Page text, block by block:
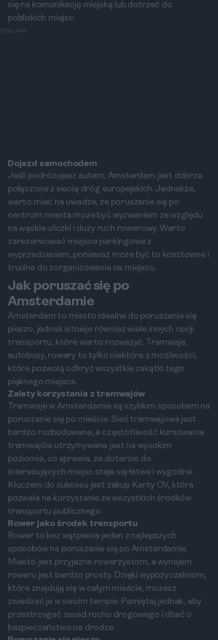
się na komunikację miejską lub dotrzeć do
pobliskich miejsc.
REKLAMA
Dojazd samochodem
Jeśli podróżujesz autem, Amsterdam jest dobrze
połączone z siecią dróg europejskich. Jednakże,
warto mieć na uwadze, że poruszanie się po
centrum miasta może być wyzwaniem ze względu
na wąskie uliczki i duży ruch rowerowy. Warto
zarezerwować miejsce parkingowe z
wyprzedzeniem, ponieważ może być to kosztowne i
trudne do zorganizowania na miejscu.
Jak poruszać się po
Amsterdamie
Amsterdam to miasto idealne do poruszania się
pieszo, jednak istnieje również wiele innych opcji
transportu, które warto rozważyć. Tramwaje,
autobusy, rowery to tylko niektóre z możliwości,
które pozwolą odkryć wszystkie zakątki tego
pięknego miejsca.
Zalety korzystania z tramwajów
Tramwaje w Amsterdamie są szybkim sposobem na
poruszanie się po mieście. Sieć tramwajowa jest
bardzo rozbudowana, a częstotliwość kursowania
tramwajów utrzymywana jest na wysokim
poziomie, co sprawia, że dotarcie do
interesujących miejsc staje się łatwe i wygodne.
Kluczem do sukcesu jest zakup Karty OV, która
pozwala na korzystanie ze wszystkich środków
transportu publicznego.
Rower jako środek transportu
Rower to bez wątpienia jeden z najlepszych
sposobów na poruszanie się po Amsterdamie.
Miasto jest przyjazne rowerzystom, a wynajem
roweru jest bardzo prosty. Dzięki wypożyczalniom,
które znajdują się w całym mieście, możesz
zwiedzać je w swoim tempie. Pamiętaj jednak, aby
przestrzegać zasad ruchu drogowego i dbać o
bezpieczeństwo na drodze.